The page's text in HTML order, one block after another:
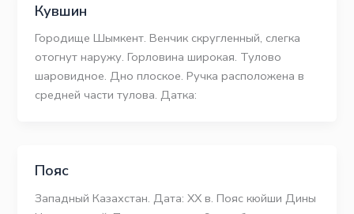
Кувшин
Городище Шымкент. Венчик скругленный, слегка
отогнут наружу. Горловина широкая. Тулово
шаровидное. Дно плоское. Ручка расположена в
средней части тулова. Датка:
Пояс
Западный Казахстан. Дата: ХХ в. Пояс кюйши Дины